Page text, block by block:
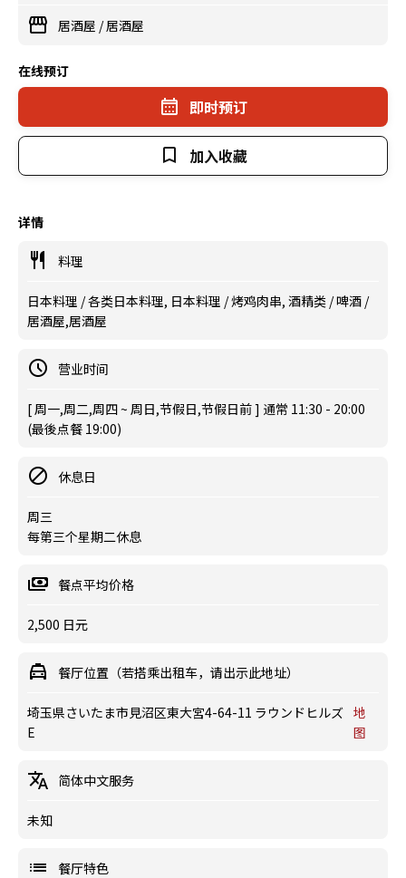
居酒屋 /居酒屋
在线预订
即时预订
加入收藏
详情
料理
日本料理 / 各类日本料理, 日本料理 / 烤鸡肉串, 酒精类 / 啤酒 /
居酒屋,居酒屋
营业时间
[ 周一,周二,周四 ~ 周日,节假日,节假日前 ] 通常 11:30 - 20:00
(最後点餐 19:00)
休息日
周三
每第三个星期二休息
餐点平均价格
2,500 日元
餐厅位置（若搭乘出租车，请出示此地址）
埼玉県さいたま市見沼区東大宮4-64-11 ラウンドヒルズ
E
地
图
简体中文服务
未知
餐厅特色